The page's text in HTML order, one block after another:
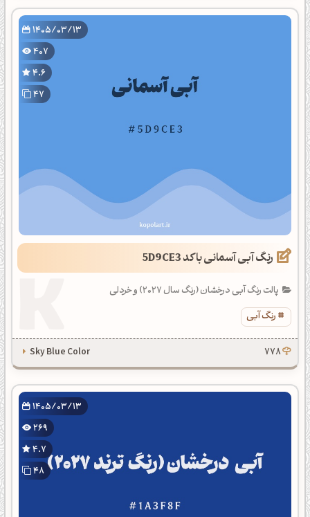
1405/03/13
407
4.6
47
رنگ آبی آسمانی با کد 5D9CE3
پالت رنگ آبی درخشان (رنگ سال 2027) و خردلی
رنگ آبی
778
Sky Blue Color
1405/03/13
269
4.7
48